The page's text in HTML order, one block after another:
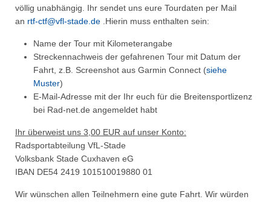
völlig unabhängig. Ihr sendet uns eure Tourdaten per Mail
an rtf-ctf@vfl-stade.de .Hierin muss enthalten sein:
Name der Tour mit Kilometerangabe
Streckennachweis der gefahrenen Tour mit Datum der
Fahrt, z.B. Screenshot aus Garmin Connect (siehe
Muster)
E-Mail-Adresse mit der Ihr euch für die Breitensportlizenz
bei Rad-net.de angemeldet habt
Ihr überweist uns 3,00 EUR auf unser Konto:
Radsportabteilung VfL-Stade
Volksbank Stade Cuxhaven eG
IBAN DE54 2419 101510019880 01
Wir wünschen allen Teilnehmern eine gute Fahrt. Wir würden